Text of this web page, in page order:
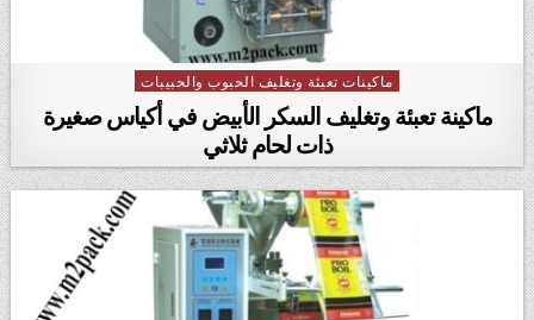
Posted in
ماكينات تعبئة وتغليف الحبوب والحبيبات
ماكينة تعبئة وتغليف السكر الأبيض في أكياس صغيرة
ذات لحام ثلاثي